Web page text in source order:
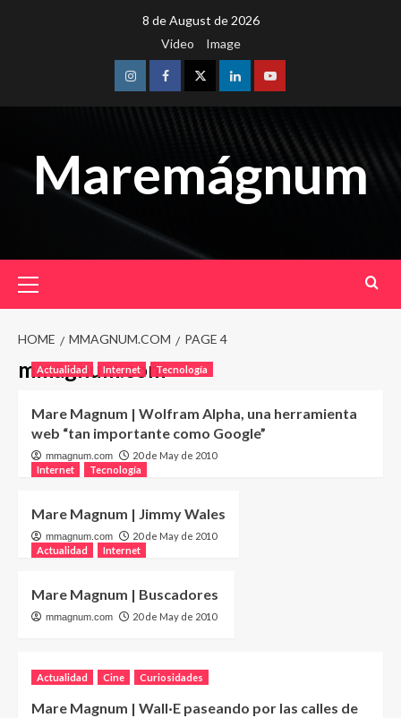
8 de August de 2026
Video
Image
InstagramFacebookTwitterLinkedinYoutube
Maremágnum
Menu
HOME MMAGNUM.COM PAGE 4
mmagnum.com
Actualidad Internet Tecnología
Mare Magnum | Wolfram Alpha, una herramienta
web “tan importante como Google”
mmagnum.com
20 de May de 2010
Internet
Tecnología
Mare Magnum | Jimmy Wales
mmagnum.com
20 de May de 2010
Actualidad
Internet
Mare Magnum | Buscadores
mmagnum.com 20 de May de 2010
Actualidad Cine Curiosidades
Mare Magnum | Wall·E paseando por las calles de